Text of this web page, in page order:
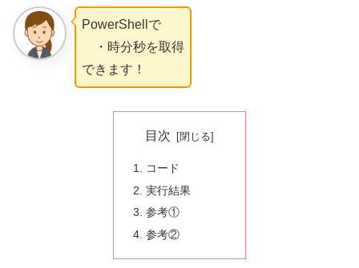
PowerShellで
・時分秒を取得
できます！
目次
コード
実行結果
参考①
参考②